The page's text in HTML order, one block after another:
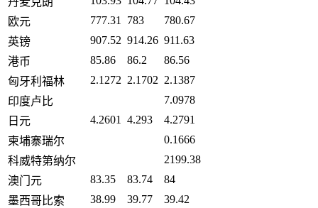
欧元
777.31 783
780.67
英镑
907.52 914.26 911.63
港币
85.86 86.2
86.56
匈牙利福林
2.1272 2.1702 2.1387
印度卢比
7.0978
日元
4.2601 4.293
4.2791
柬埔寨瑞尔
0.1666
科威特第纳尔
2199.38
澳门元
83.35 83.74
84
墨西哥比索
38.99 39.77
39.42